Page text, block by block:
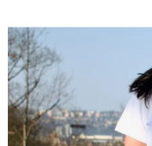
je
0,0
z
5
hvězdiček.